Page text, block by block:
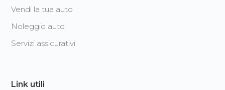
Vendi la tua auto
Noleggio auto
Servizi assicurativi
Link utili